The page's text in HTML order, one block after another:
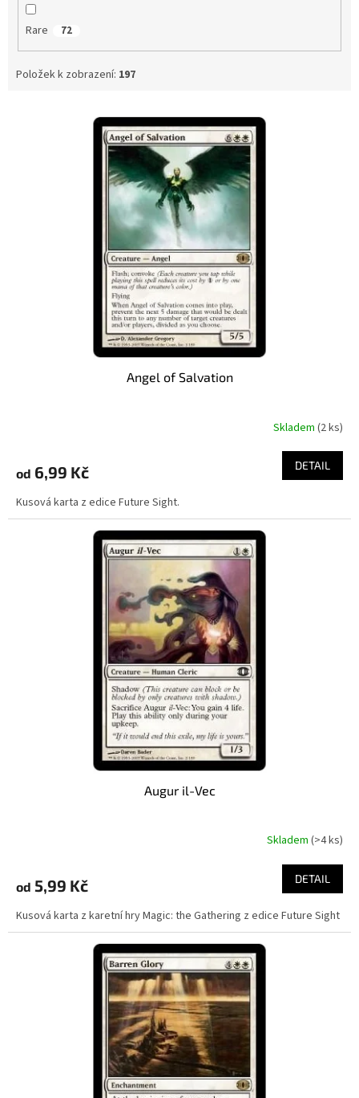
Rare 72
Položek k zobrazení: 197
Angel of Salvation
Skladem (2 ks)
od 6,99 Kč DETAIL
Kusová karta z edice Future Sight.
Augur il-Vec
Skladem (>4 ks)
od 5,99 Kč DETAIL
Kusová karta z karetní hry Magic: the Gathering z edice Future Sight